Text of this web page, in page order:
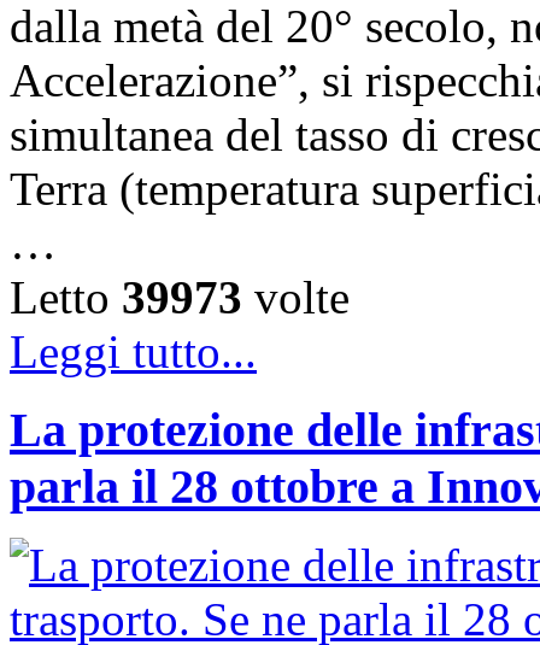
dalla metà del 20° secolo,
Accelerazione”, si
simultanea del tasso di
Terra (temperatura
…
Letto 39973 volte
Leggi tutto...
La protezione delle
parla il 28 ottobre a